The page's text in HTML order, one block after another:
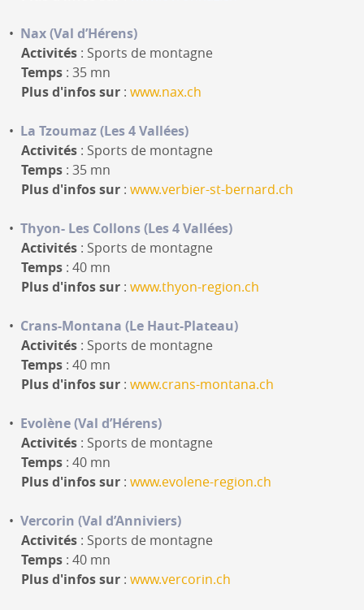
Nax (Val d’Hérens)
Activités : Sports de montagne
Temps : 35 mn
Plus d'infos sur : www.nax.ch
La Tzoumaz (Les 4 Vallées)
Activités : Sports de montagne
Temps : 35 mn
Plus d'infos sur : www.verbier-st-bernard.ch
Thyon- Les Collons (Les 4 Vallées)
Activités : Sports de montagne
Temps : 40 mn
Plus d'infos sur : www.thyon-region.ch
Crans-Montana (Le Haut-Plateau)
Activités : Sports de montagne
Temps : 40 mn
Plus d'infos sur : www.crans-montana.ch
Evolène (Val d’Hérens)
Activités : Sports de montagne
Temps : 40 mn
Plus d'infos sur : www.evolene-region.ch
Vercorin (Val d’Anniviers)
Activités : Sports de montagne
Temps : 40 mn
Plus d'infos sur : www.vercorin.ch